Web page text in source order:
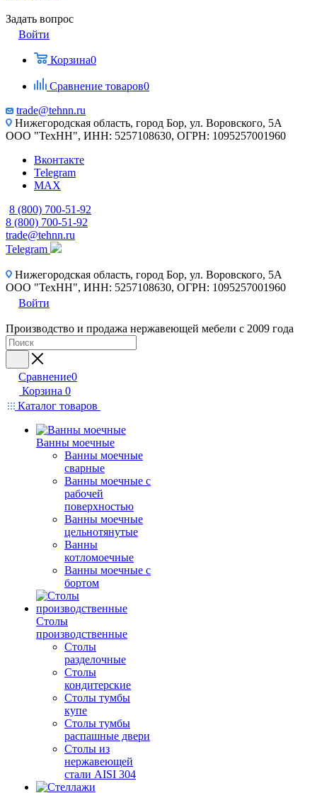
Задать вопрос
Войти
Корзина0
Сравнение товаров0
trade@tehnn.ru
Нижегородская область, город Бор, ул. Воровского, 5А
ООО "ТехНН", ИНН: 5257108630, ОГРН: 1095257001960
Вконтакте
Telegram
MAX
8 (800) 700-51-92
8 (800) 700-51-92
trade@tehnn.ru
Telegram
Нижегородская область, город Бор, ул. Воровского, 5А
ООО "ТехНН", ИНН: 5257108630, ОГРН: 1095257001960
Войти
Производство и продажа нержавеющей мебели с 2009 года
Сравнение0
Корзина 0
Каталог товаров
Ванны моечные
Ванны моечные
сварные
Ванны моечные с
рабочей
поверхностью
Ванны моечные
цельнотянутые
Ванны
котломоечные
Ванны моечные с
бортом
Столы
производственные
Столы
разделочные
Столы
кондитерские
Столы тумбы
купе
Столы тумбы
распашные двери
Столы из
нержавеющей
стали AISI 304